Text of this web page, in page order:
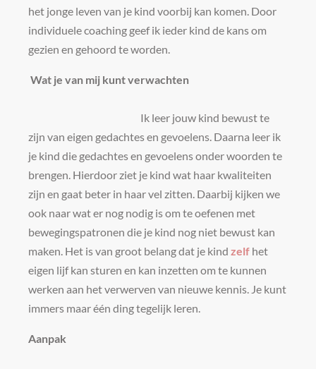
het jonge leven van je kind voorbij kan komen. Door
individuele coaching geef ik ieder kind de kans om
gezien en gehoord te worden.
Wat je van mij kunt verwachten
Ik leer jouw kind bewust te
zijn van eigen gedachtes en gevoelens. Daarna leer ik
je kind die gedachtes en gevoelens onder woorden te
brengen. Hierdoor ziet je kind wat haar kwaliteiten
zijn en gaat beter in haar vel zitten. Daarbij kijken we
ook naar wat er nog nodig is om te oefenen met
bewegingspatronen die je kind nog niet bewust kan
maken. Het is van groot belang dat je kind zelf het
eigen lijf kan sturen en kan inzetten om te kunnen
werken aan het verwerven van nieuwe kennis. Je kunt
immers maar één ding tegelijk leren.
Aanpak